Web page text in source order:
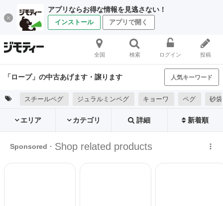
アプリならお得な情報を見逃さない！
インストール アプリで開く
全国 検索 ログイン 投稿
「ロープ」の中古あげます・譲ります 人気キーワード
スチールペグ ジュラルミンペグ キョーワ ペグ 砂袋
エリア カテゴリ 詳細 新着順